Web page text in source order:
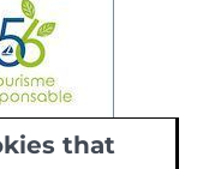
that